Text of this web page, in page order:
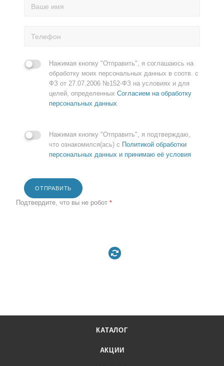
Нажимая кнопку "Отправить", я соглашаюсь на
обработку моих персональных данных в соотв. с
ФЗ от 27.07.2006 №152-ФЗ на условиях и для
целей, определенных Согласием на обработку
персональных данных
Нажимая кнопку "Отправить", я подтверждаю,
что ознакомился(ась) с Политикой обработки
персональных данных и принимаю её условия
ОТПРАВИТЬ
Подтвердите, что вы не робот *
КАТАЛОГ
АКЦИИ